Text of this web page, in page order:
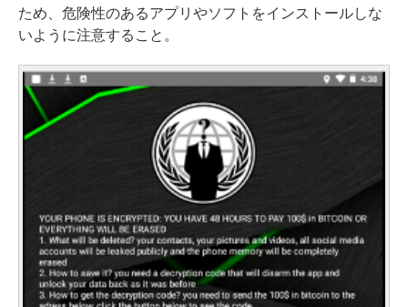
ため、危険性のあるアプリやソフトをインストールしな
いように注意すること。